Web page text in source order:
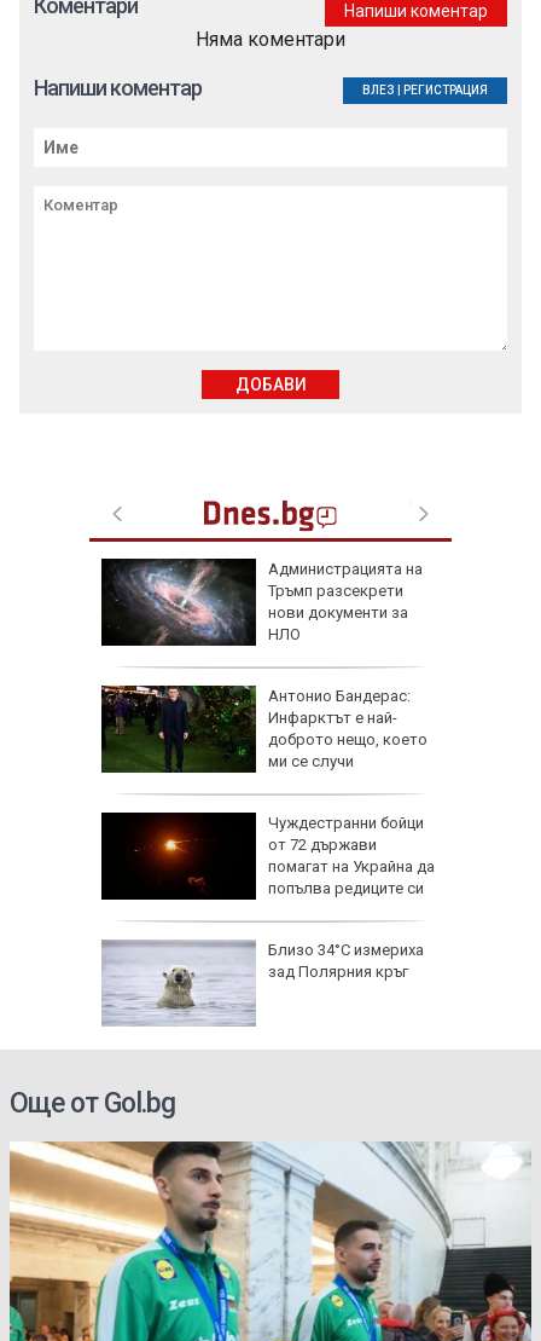
Администрацията на
Тръмп разсекрети
нови документи за
НЛО
Антонио Бандерас:
Инфарктът е най-
доброто нещо, което
ми се случи
Чуждестранни бойци
от 72 държави
помагат на Украйна да
попълва редиците си
Близо 34°C измериха
зад Полярния кръг
Коментари Напиши коментар
Няма коментари
Напиши коментар ВЛЕЗ РЕГИСТРАЦИЯ
ДОБАВИ
Още от Gol.bg